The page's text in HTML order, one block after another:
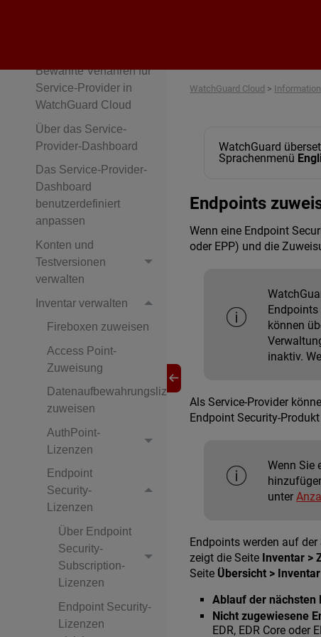
Bewährte Verfahren für
Service-Provider in
WatchGuard Cloud
Über das Service-
Provider-Dashboard
Das Service-Provider-
Dashboard
benutzerdefiniert
anpassen
Konten und
Testversionen
verwalten
Inventar verwalten
Fireboxen zuweisen
Access Point-
Zuweisung
Datenaufbewahrungslizenzen
zuweisen
AuthPoint-
Lizenzen
Endpoint
Security-
Lizenzen
Über Endpoint
Security-
Subscription-
Lizenzen
Endpoint Security-
Lizenzen
WatchGuard Cloud >
WatchGuard
Sprachenmenü
Endpoints
Wenn eine Endpoint
oder EPP) und die
Endpoints
können
inaktiv.
Als Service-Provider
Endpoint Security-
Wenn Sie
unter
Endpoints werden auf der
zeigt die Seite Inventar >
Seite Übersicht >
Ablauf der nächsten
Nicht zugewiesene
EDR, EDR Core